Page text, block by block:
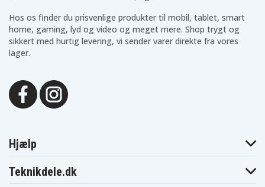
Hos os finder du prisvenlige produkter til mobil, tablet, smart
home, gaming, lyd og video og meget mere. Shop trygt og
sikkert med hurtig levering, vi sender varer direkte fra vores
lager.
Hjælp
Teknikdele.dk